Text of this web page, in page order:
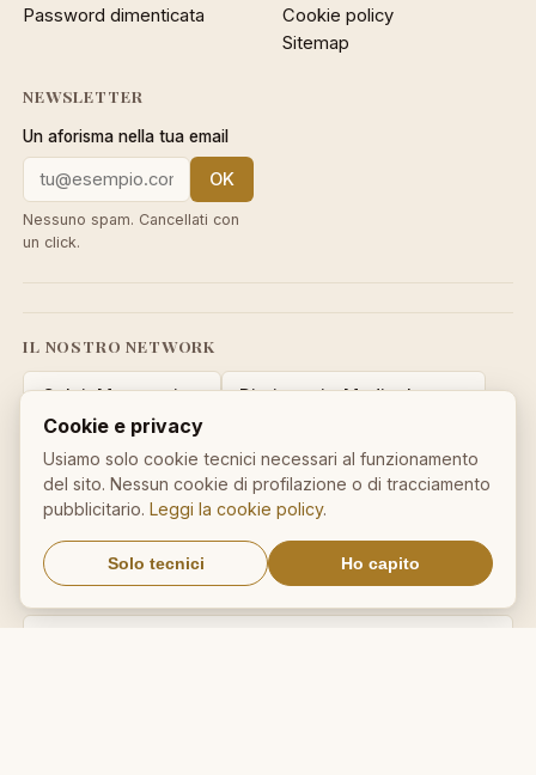
Password dimenticata
Cookie policy
Sitemap
NEWSLETTER
Un aforisma nella tua email
OK
Nessuno spam. Cancellati con
un click.
IL NOSTRO NETWORK
CalcioMercato.in DictionnaireMedical.com
MedicalVocabulary.org RicetteCucina.biz
VocabolarioMedico.com
Cookie e privacy
Usiamo solo cookie tecnici necessari al funzionamento
del sito. Nessun cookie di profilazione o di tracciamento
pubblicitario.Leggi la cookie policy.
Solo tecnici Ho capito